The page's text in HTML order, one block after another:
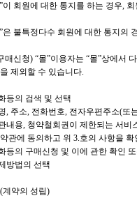
회원에 대한 통지를 하는 경우,
불특정다수 회원에 대한 통지의
매신청) “몰”이용자는 “몰”상에서
제외할 수 있습니다.
등의 검색 및 선택
, 주소, 전화번호, 전자우편주소(또
내용, 청약철회권이 제한되는 서비
관에 동의하고 위 3.호의 사항을
등의 구매신청 및 이에 관한 확인 또
방법의 선택
계약의 성립)